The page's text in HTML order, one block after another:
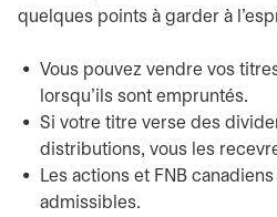
quelques points à garder à
Vous pouvez vendre vos
lorsqu’ils sont empruntés.
Si votre titre verse des
distributions, vous les
Les actions et FNB
admissibles.